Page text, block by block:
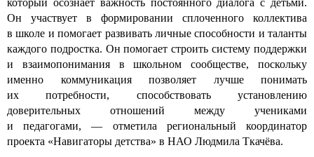
Он участвует в формировании сплоченного коллектива
в школе и помогает развивать личные способности и таланты
каждого подростка. Он помогает строить систему поддержки
и взаимопонимания в школьном сообществе, поскольку
именно коммуникация позволяет лучше понимать
их потребности, способствовать установлению
доверительных отношений между учениками
и педагогами, — отметила региональный координатор
проекта «Навигаторы детства» в НАО Людмила Ткачёва.